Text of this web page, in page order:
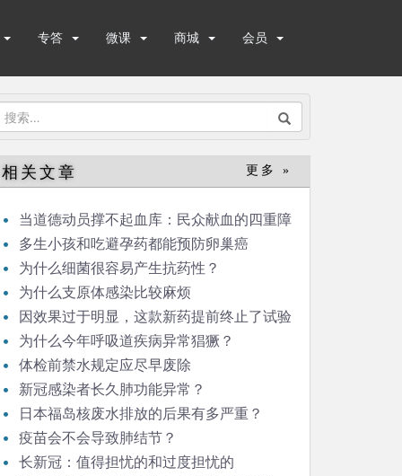
专答 微课 商城 会员
搜
：
相关文章 更多 »
当道德动员撑不起血库：民众献血的四重障
碍
多生小孩和吃避孕药都能预防卵巢癌
为什么细菌很容易产生抗药性？
为什么支原体感染比较麻烦
因效果过于明显，这款新药提前终止了试验
为什么今年呼吸道疾病异常猖獗？
体检前禁水规定应尽早废除
新冠感染者长久肺功能异常？
日本福岛核废水排放的后果有多严重？
疫苗会不会导致肺结节？
长新冠：值得担忧的和过度担忧的